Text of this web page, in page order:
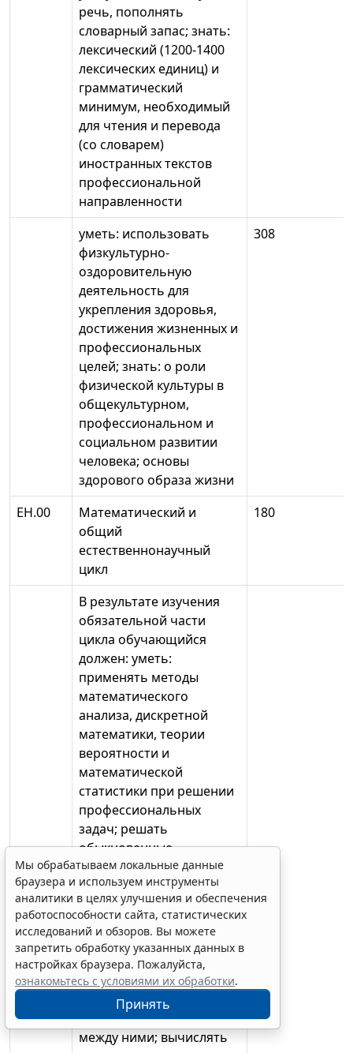
речь, пополнять
словарный запас; знать:
лексический (1200-1400
лексических единиц) и
грамматический
минимум, необходимый
для чтения и перевода
(со словарем)
иностранных текстов
профессиональной
направленности
уметь: использовать
физкультурно-
оздоровительную
деятельность для
укрепления здоровья,
достижения жизненных и
профессиональных
целей; знать: о роли
физической культуры в
общекультурном,
профессиональном и
социальном развитии
человека; основы
здорового образа жизни
308
EH.00
Математический и
общий
естественнонаучный
цикл
180
В результате изучения
обязательной части
цикла обучающийся
должен: уметь:
применять методы
математического
анализа, дискретной
математики, теории
вероятности и
математической
статистики при решении
профессиональных
задач; решать
обыкновенные
дифференциальные
уравнения; решать
простые интегральные
уравнения; находить
координаты точек в
декартовой и полярной
системах координат;
определять координаты
векторов, их длин и углов
между ними; вычислять
Мы обрабатываем локальные данные
браузера и используем инструменты
аналитики в целях улучшения и обеспечения
работоспособности сайта, статистических
исследований и обзоров. Вы можете
запретить обработку указанных данных в
настройках браузера. Пожалуйста,
ознакомьтесь с условиями их обработки.
Принять